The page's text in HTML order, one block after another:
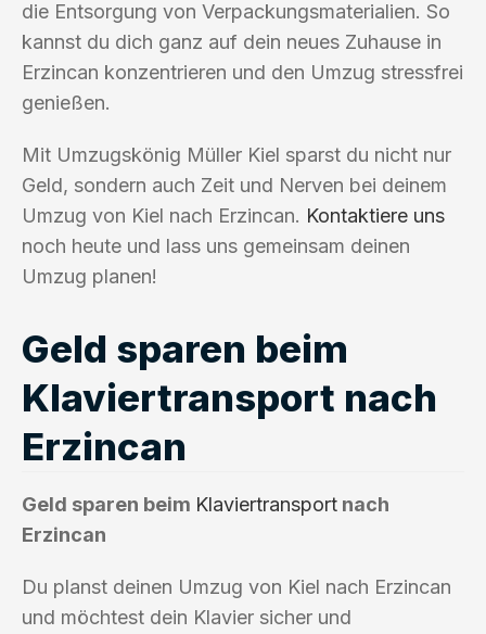
die Entsorgung von Verpackungsmaterialien. So
kannst du dich ganz auf dein neues Zuhause in
Erzincan konzentrieren und den Umzug stressfrei
genießen.
Mit Umzugskönig Müller Kiel sparst du nicht nur
Geld, sondern auch Zeit und Nerven bei deinem
Umzug von Kiel nach Erzincan. Kontaktiere uns
noch heute und lass uns gemeinsam deinen
Umzug planen!
Geld sparen beim
Klaviertransport nach
Erzincan
Geld sparen beim Klaviertransport nach
Erzincan
Du planst deinen Umzug von Kiel nach Erzincan
und möchtest dein Klavier sicher und